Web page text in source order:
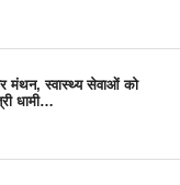
मंथन, स्वास्थ्य सेवाओं को
धामी…